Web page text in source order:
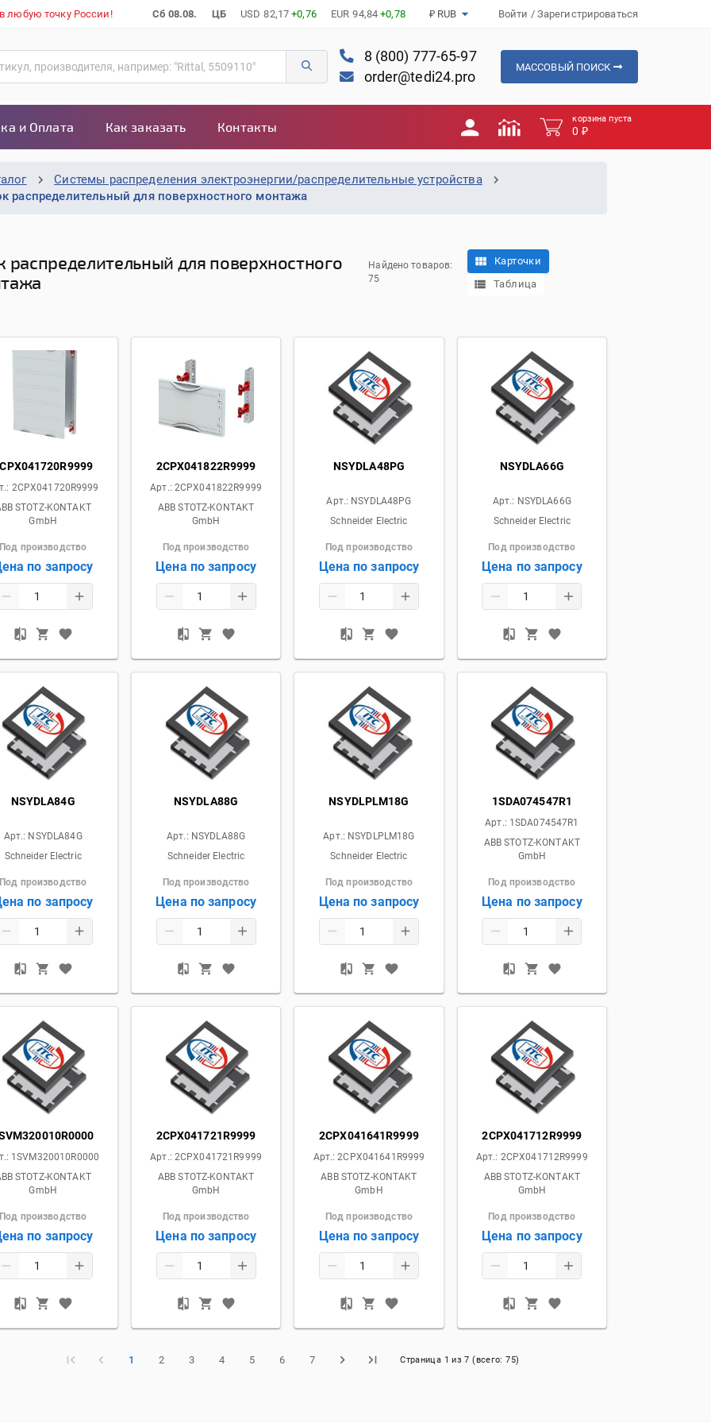
любую точку России! Сб 08.08. ЦБ USD 82,17 +0,76 EUR 94,84 +0,78 ₽ RUB Войти / Зарегистрироваться
8 (800) 777-65-97
order@tedi24.pro
МАССОВЫЙ ПОИСК
и Оплата Как заказать Контакты
корзина пуста
0 ₽
Системы распределения электроэнергии/распределительные устройства
распределительный для поверхностного монтажа
распределительный для поверхностного
Найдено товаров:
75
Карточки
Таблица
2CPX041720R9999
STOTZ-KONTAKT
GmbH
Под производство
по запросу
2CPX041822R9999
Арт.: 2CPX041822R9999
ABB STOTZ-KONTAKT
GmbH
Под производство
Цена по запросу
NSYDLA48PG
Арт.: NSYDLA48PG
Schneider Electric
Под производство
Цена по запросу
NSYDLA66G
Арт.: NSYDLA66G
Schneider Electric
Под производство
Цена по запросу
NSYDLA84G
Арт.: NSYDLA84G
Schneider Electric
Под производство
по запросу
NSYDLA88G
Арт.: NSYDLA88G
Schneider Electric
Под производство
Цена по запросу
NSYDLPLM18G
Арт.: NSYDLPLM18G
Schneider Electric
Под производство
Цена по запросу
1SDA074547R1
Арт.: 1SDA074547R1
ABB STOTZ-KONTAKT
GmbH
Под производство
Цена по запросу
1SVM320010R0000
STOTZ-KONTAKT
GmbH
Под производство
по запросу
2CPX041721R9999
Арт.: 2CPX041721R9999
ABB STOTZ-KONTAKT
GmbH
Под производство
Цена по запросу
2CPX041641R9999
Арт.:2CPX041641R9999
ABB STOTZ-KONTAKT
GmbH
Под производство
Цена по запросу
2CPX041712R9999
Арт.: 2CPX041712R9999
ABB STOTZ-KONTAKT
GmbH
Под производство
Цена по запросу
1 2 3 4 5 6 7 Страница 1 из7 (всего:75)